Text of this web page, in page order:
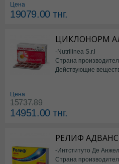
Цена
19079.00тнг.
ЦИКЛОНОРМ
-Nutrilinea S.r.l
Страна
Действующие
Цена
15737.89
14951.00тнг.
РЕЛИФ АДВАНС
-Интституто Де
Страна